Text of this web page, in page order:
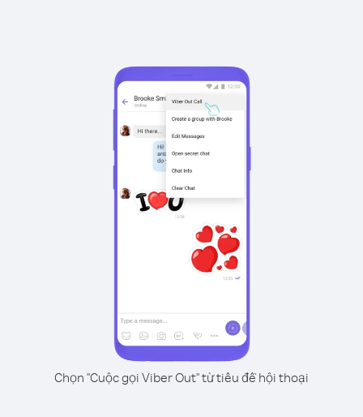
Chọn "Cuộc gọi Viber Out" từ tiêu đề hội thoại